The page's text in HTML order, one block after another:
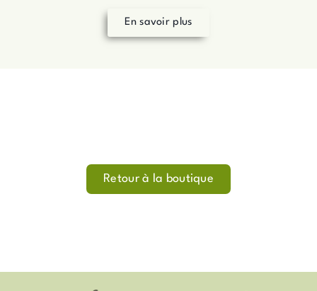
En savoir plus
Retour à la boutique